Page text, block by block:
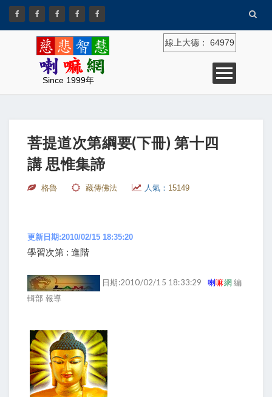
Since 1999年
線上大德： 64979
菩提道次第綱要(下冊) 第十四
講 思惟集諦
格魯 藏傳佛法 人氣： 15149
更新日期:2010/02/15 18:35:20
學習次第 : 進階
日期:2010/02/15 18:33:29喇嘛網編
輯部 報導